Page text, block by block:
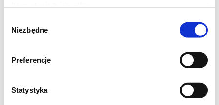
zgody
Niezbędne
Preferencje
Statystyka